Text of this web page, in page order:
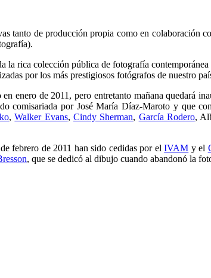
tanto de producción propia como en colaboración
la rica colección pública de fotografía
por los más prestigiosos fotógrafos de nuestro
enero de 2011, pero entretanto mañana quedará
por José María Díaz-Maroto y que
,Walker Evans, Cindy Sherman, García Rodero,
febrero de 2011 han sido cedidas por elIVAM y el
, que se dedicó al dibujo cuando abandonó la